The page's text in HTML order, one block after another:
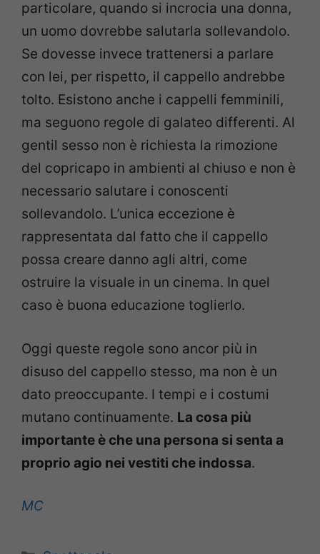
particolare, quando si incrocia una donna,
un uomo dovrebbe salutarla sollevandolo.
Se dovesse invece trattenersi a parlare
con lei, per rispetto, il cappello andrebbe
tolto. Esistono anche i cappelli femminili,
ma seguono regole di galateo differenti. Al
gentil sesso non è richiesta la rimozione
del copricapo in ambienti al chiuso e non è
necessario salutare i conoscenti
sollevandolo. L’unica eccezione è
rappresentata dal fatto che il cappello
possa creare danno agli altri, come
ostruire la visuale in un cinema. In quel
caso è buona educazione toglierlo.
Oggi queste regole sono ancor più in
disuso del cappello stesso, ma non è un
dato preoccupante. I tempi e i costumi
mutano continuamente. La cosa più
importante è che una persona si senta a
proprio agio nei vestiti che indossa.
MC